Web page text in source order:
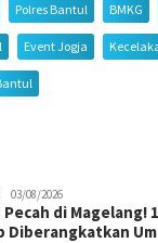
Polres Bantul BMKG
Event Jogja
03/08/2026
di Magelang!
Diberangkatkan